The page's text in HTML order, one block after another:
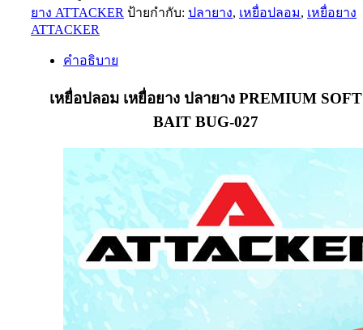
ยาง ATTACKER ป้ายกำกับ: ปลายาง, เหยื่อปลอม, เหยื่อยาง
ATTACKER
คำอธิบาย
เหยื่อปลอม เหยื่อยาง ปลายาง PREMIUM SOFT
BAIT BUG-027